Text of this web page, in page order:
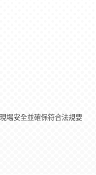
場安全並確保符合法規要